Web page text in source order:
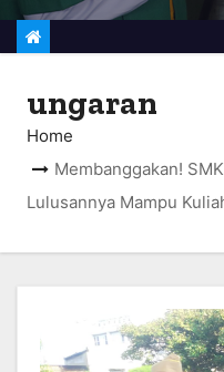
ungaran
Home
Membanggakan!
Lulusannya Mampu